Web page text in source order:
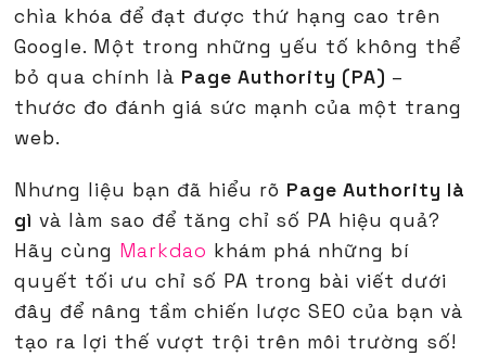
chìa khóa để đạt được thứ hạng cao trên
Google. Một trong những yếu tố không thể
bỏ qua chính là Page Authority (PA) –
thước đo đánh giá sức mạnh của một trang
web.
Nhưng liệu bạn đã hiểu rõ Page Authority là
gì và làm sao để tăng chỉ số PA hiệu quả?
Hãy cùng Markdao khám phá những bí
quyết tối ưu chỉ số PA trong bài viết dưới
đây để nâng tầm chiến lược SEO của bạn và
tạo ra lợi thế vượt trội trên môi trường số!